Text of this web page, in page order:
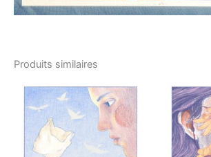
Produits similaires